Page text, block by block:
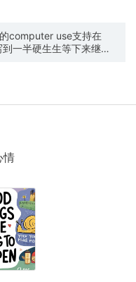
computer use支持在
一半硬生生等下来继续
情